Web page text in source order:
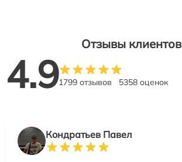
Отзывы клиентов
4.91799 отзывов 5358 оценок
Кондратьев Павел